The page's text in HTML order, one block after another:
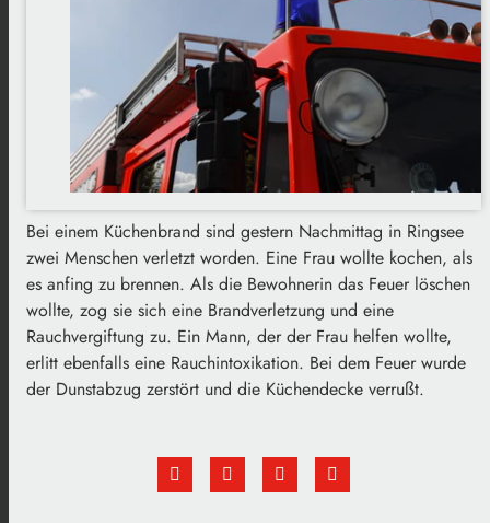
Bei einem Küchenbrand sind gestern Nachmittag in Ringsee
zwei Menschen verletzt worden. Eine Frau wollte kochen, als
es anfing zu brennen. Als die Bewohnerin das Feuer löschen
wollte, zog sie sich eine Brandverletzung und eine
Rauchvergiftung zu. Ein Mann, der der Frau helfen wollte,
erlitt ebenfalls eine Rauchintoxikation. Bei dem Feuer wurde
der Dunstabzug zerstört und die Küchendecke verrußt.